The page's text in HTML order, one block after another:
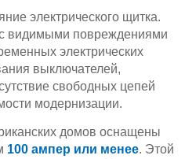
электрического щитка.
видимыми повреждениями
электрических
выключателей,
свободных цепей
модернизации.
домов оснащены
100 ампер или менее. Этой